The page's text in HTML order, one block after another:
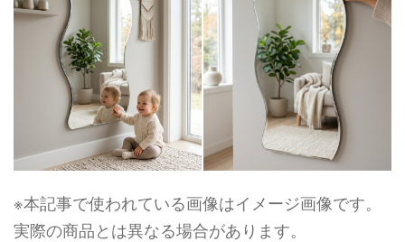
※本記事で使われている画像はイメージ画像です。
実際の商品とは異なる場合があります。